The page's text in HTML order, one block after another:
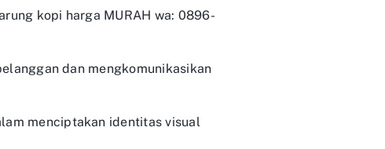
kopi harga MURAH wa: 0896-
dan mengkomunikasikan
menciptakan identitas visual